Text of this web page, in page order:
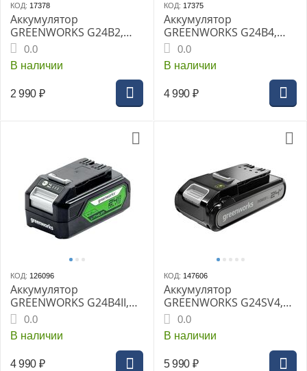
КОД: 17378
Аккумулятор
GREENWORKS G24B2,
24В 2Ач Li-ion время
зарядки 30мин
(2926707gw)
0.0
В наличии
2 990 ₽
КОД: 17375
Аккумулятор
GREENWORKS G24B4,
24В 4Ач Li-ion время
зарядки 60мин (до -20°С)
(2926807gw)
0.0
В наличии
4 990 ₽
КОД: 126096
Аккумулятор
GREENWORKS G24B4II,
24В 4Ач Li-ion
повышенной мощности,
время зарядки 60мин
(до -20°С)(2902807gw)
0.0
В наличии
4 990 ₽
КОД: 147606
Аккумулятор
GREENWORKS G24SV4,
24 В, 4 А*ч
0.0
В наличии
5 990 ₽